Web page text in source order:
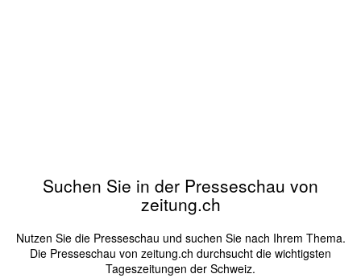
Suchen Sie in der Presseschau von
zeitung.ch
Nutzen Sie die Presseschau und suchen Sie nach Ihrem Thema.
Die Presseschau von zeitung.ch durchsucht die wichtigsten
Tageszeitungen der Schweiz.